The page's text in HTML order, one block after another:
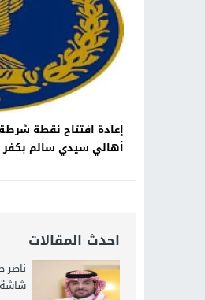
12:17
20:07
إعادة افتتاح نقطة
أهالي سيدي سالم بكفر
احدث المقالات
ناصر
شاشة